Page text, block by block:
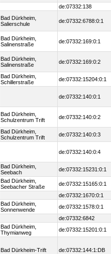
de:07332:138
Bad Dürkheim,
Salierschule
de:07332:6788:0:1
Bad Dürkheim,
Salinenstraße
de:07332:169:0:1
Bad Dürkheim,
Salinenstraße
de:07332:169:0:2
Bad Dürkheim,
Schillerstraße
de:07332:15204:0:1
de:07332:140:0:1
Bad Dürkheim,
Schulzentrum Trift
de:07332:140:0:2
Bad Dürkheim,
Schulzentrum Trift
de:07332:140:0:3
de:07332:140:0:4
Bad Dürkheim,
Seebach
de:07332:15231:0:1
Bad Dürkheim,
Seebacher Straße
de:07332:15165:0:1
de:07332:1670:0:1
Bad Dürkheim,
Sonnenwende
de:07332:1578:0:1
de:07332:6842
Bad Dürkheim,
Thymianweg
de:07332:15201:0:1
Bad Dürkheim-Trift de:07332:144:1:DB